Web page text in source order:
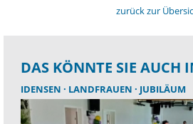
zurück zur
DAS KÖNNTE SIE AUCH
IDENSEN LANDFRAUEN JUBILÄUM